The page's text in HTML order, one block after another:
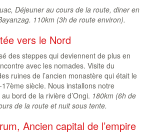
Déjeuner au cours de la route, diner en
110km (3h de route environ).
vers le Nord
des steppes qui deviennent de plus en
avec les nomades. Visite du
ruines de l’ancien monastère qui était le
siècle. Nous installons notre
bord de la rivière d’Ongi. 180km (6h de
de la route et nuit sous tente.
Ancien capital de l’empire